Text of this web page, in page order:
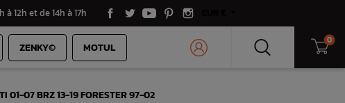
12h et de 14h à 17h
ZENKY© MOTUL 0
07 BRZ 13-19 FORESTER 97-02